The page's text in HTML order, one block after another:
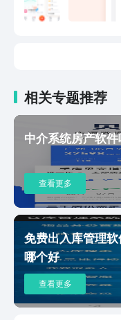
外
化
织
格
统。
聘管
会搭
搜
【
管理
招聘
企
为企
目
5、
助-
体验
化
怎
了解
当你
持时
累下
进
有
的
的钱
发
活
始
为你
要
2、
出
相关专题推荐
中介系统房产软
查看更多
免费出入库管理
哪个好
查看更多